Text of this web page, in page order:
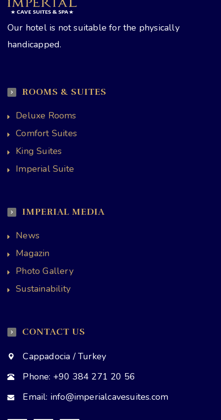
Our hotel is not suitable for the physically
handicapped.
ROOMS & SUITES
Deluxe Rooms
Comfort Suites
King Suites
Imperial Suite
IMPERIAL MEDIA
News
Magazin
Photo Gallery
Sustainability
CONTACT US
Cappadocia / Turkey
Phone: +90 384 271 20 56
Email: info@imperialcavesuites.com